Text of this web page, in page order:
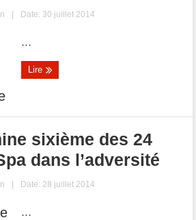
| Date: 30 juillet 2014
...
Lire
sixième des 24
dans l’adversité
| Date: 28 juillet 2014
...